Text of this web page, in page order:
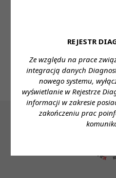
REJESTR
Ze względu na prace
integracją danych
nowego systemu,
wyświetlanie w Rejestrze
informacji w zakresie
zakończeniu prac
89
bakteriologia@wss.home.pl